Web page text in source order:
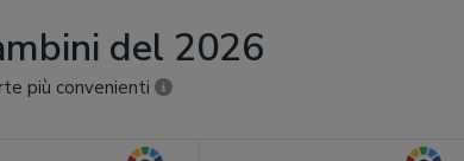
del 2026
più convenienti